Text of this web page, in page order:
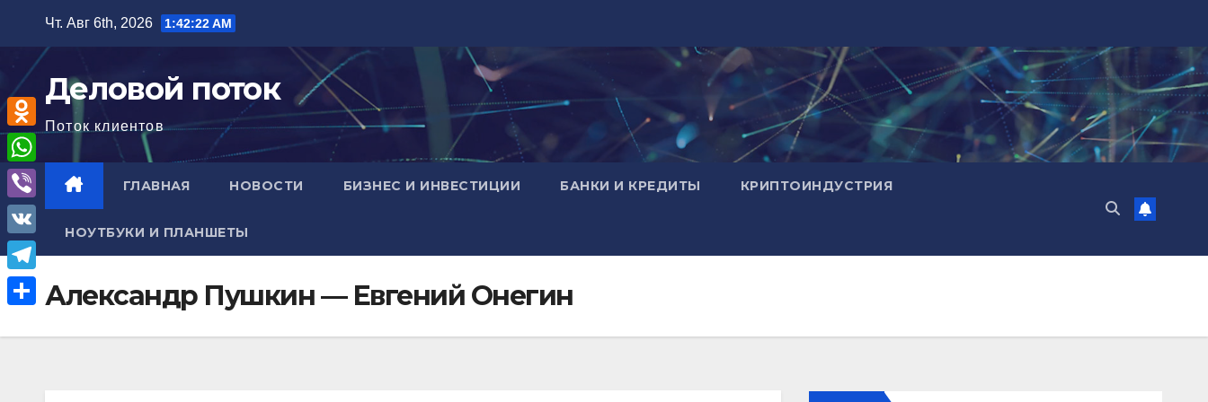
содержимому
Чт. Авг 6th, 2026 1:42:23 AM
Деловой поток
Поток клиентов
ГЛАВНАЯ НОВОСТИ БИЗНЕС И ИНВЕСТИЦИИ БАНКИ И КРЕДИТЫ КРИПТОИНДУСТРИЯ
НОУТБУКИ И ПЛАНШЕТЫ
Александр Пушкин — Евгений Онегин
O
d
n
o
k
l
s
W
h
a
s
V
i
b
e
V
K
T
l